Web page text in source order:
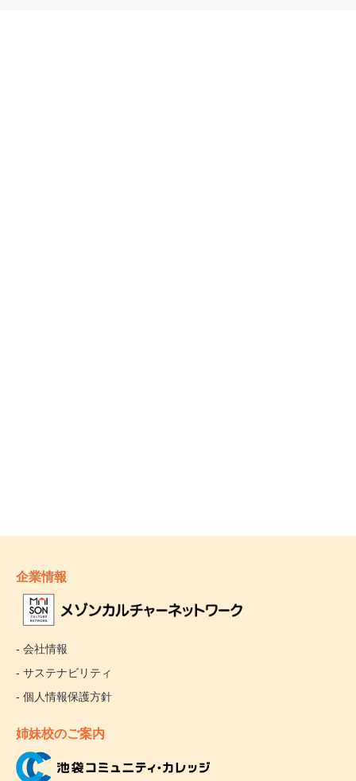
企業情報
- 会社情報
- サステナビリティ
- 個人情報保護方針
姉妹校のご案内